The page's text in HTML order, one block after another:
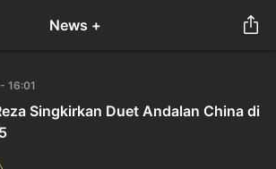
News +
16:01
Singkirkan Duet Andalan China di